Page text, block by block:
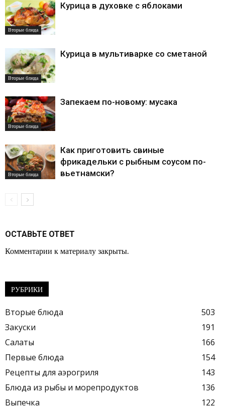
Вторые блюда
Курица в духовке с яблоками
Вторые блюда
Курица в мультиварке со сметаной
Вторые блюда
Запекаем по-новому: мусака
Вторые блюда
Как приготовить свиные
фрикадельки с рыбным соусом по-
вьетнамски?
ОСТАВЬТЕ ОТВЕТ
Комментарии к материалу закрыты.
РУБРИКИ
Вторые блюда
503
Закуски
191
Салаты
166
Первые блюда
154
Рецепты для аэрогриля
143
Блюда из рыбы и морепродуктов
136
Выпечка
122